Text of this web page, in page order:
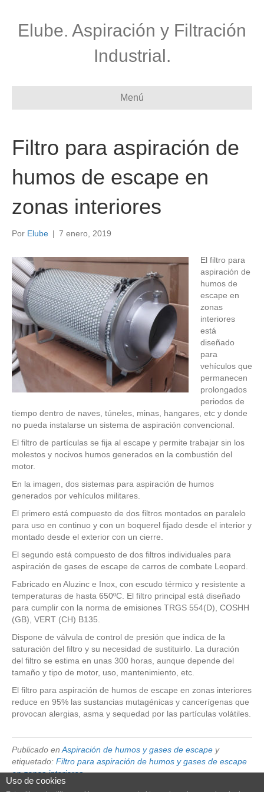
Elube. Aspiración y Filtración
Industrial.
Menú
Filtro para aspiración de
humos de escape en
zonas interiores
Por Elube | 7 enero, 2019
El filtro para
aspiración de
humos de
escape en
zonas
interiores
está
diseñado
para
vehículos que
permanecen
prolongados
periodos de
tiempo dentro de naves, túneles, minas, hangares, etc y donde
no pueda instalarse un sistema de aspiración convencional.
El filtro de partículas se fija al escape y permite trabajar sin los
molestos y nocivos humos generados en la combustión del
motor.
En la imagen, dos sistemas para aspiración de humos
generados por vehículos militares.
El primero está compuesto de dos filtros montados en paralelo
para uso en continuo y con un boquerel fijado desde el interior y
montado desde el exterior con un cierre.
El segundo está compuesto de dos filtros individuales para
aspiración de gases de escape de carros de combate Leopard.
Fabricado en Aluzinc e Inox, con escudo térmico y resistente a
temperaturas de hasta 650ºC. El filtro principal está diseñado
para cumplir con la norma de emisiones TRGS 554(D), COSHH
(GB), VERT (CH) B135.
Dispone de válvula de control de presión que indica de la
saturación del filtro y su necesidad de sustituirlo. La duración
del filtro se estima en unas 300 horas, aunque depende del
tamaño y tipo de motor, uso, mantenimiento, etc.
El filtro para aspiración de humos de escape en zonas interiores
reduce en 95% las sustancias mutagénicas y cancerígenas que
provocan alergias, asma y sequedad por las partículas volátiles.
Publicado en Aspiración de humos y gases de escape y
etiquetado: Filtro para aspiración de humos y gases de escape
en zonas interiores
Uso de cookies